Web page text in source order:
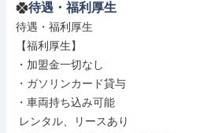
待遇・福利厚生
待遇・福利厚生
【福利厚生】
・加盟金一切なし
・ガソリンカード貸与
・車両持ち込み可能